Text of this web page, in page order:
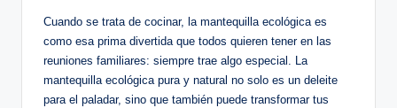
Cuando se trata de cocinar, la mantequilla ecológica es
como esa prima divertida que todos quieren tener en las
reuniones familiares: siempre trae algo especial. La
mantequilla ecológica pura y natural no solo es un deleite
para el paladar, sino que también puede transformar tus